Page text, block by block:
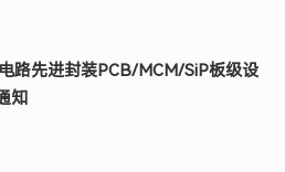
路先进封装PCB/MCM/SiP板级设
知